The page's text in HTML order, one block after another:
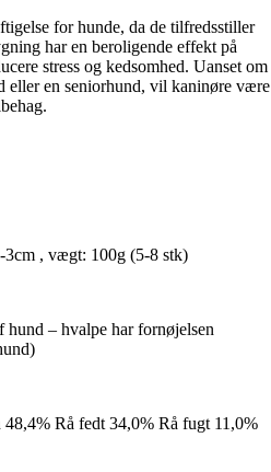
for hunde, da de tilfredsstiller
har en beroligende effekt på
stress og kedsomhed. Uanset om
eller en seniorhund, vil kaninøre være
3cm , vægt: 100g (5-8 stk)
– hvalpe har fornøjelsen
Rå fedt 34,0% Rå fugt 11,0%